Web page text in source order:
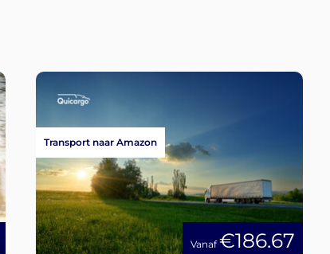
Vanaf€186.67
Transport naar Amazon